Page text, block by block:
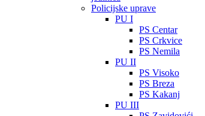
Policijske uprave
PU I
PS Centar
PS Crkvice
PS Nemila
PU II
PS Visoko
PS Breza
PS Kakanj
PU III